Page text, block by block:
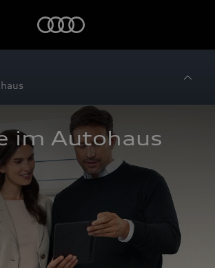
im Autohaus